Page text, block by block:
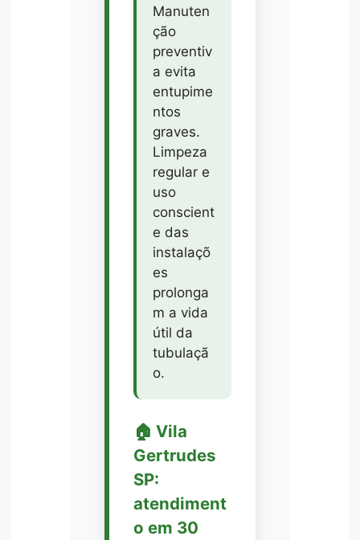
Manuten
ção
preventiv
a evita
entupime
ntos
graves.
Limpeza
regular e
uso
conscient
e das
instalaçõ
es
prolonga
m a vida
útil da
tubulaçã
o.
🏠 Vila
Gertrudes
SP:
atendiment
o em 30